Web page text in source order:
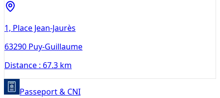
1, Place Jean-Jaurès
63290 Puy-Guillaume
Distance : 67.3 km
Passeport & CNI